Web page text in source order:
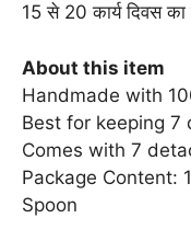
15 से 20 कार्य दिवस
About this item
Handmade with
Best for keeping 7
Comes with 7
Package Content:
Spoon